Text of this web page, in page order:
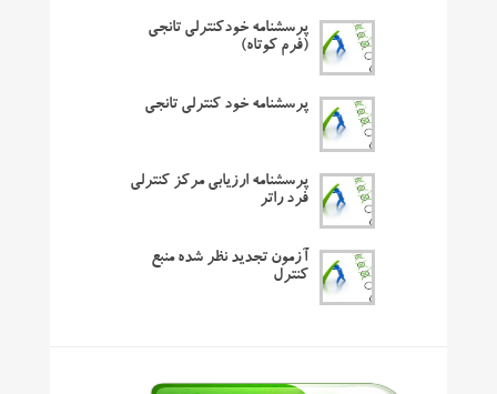
پرسشنامه خودکنترلی تانجی
(فرم کوتاه)
پرسشنامه خود کنترلی تانجی
پرسشنامه ارزیابی مرکز کنترلی
فرد راتر
آزمون تجدید نظر شده منبع
کنترل